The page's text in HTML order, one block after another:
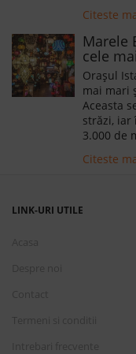
grădini.
Citeste
Marele
cele
Oraşul
mai mari
Aceasta
străzi, iar
3.000 de
știrbirea
Citeste
LINK-URI UTILE